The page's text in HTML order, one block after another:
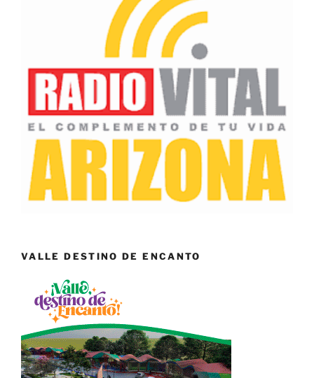
VALLE DESTINO DE ENCANTO